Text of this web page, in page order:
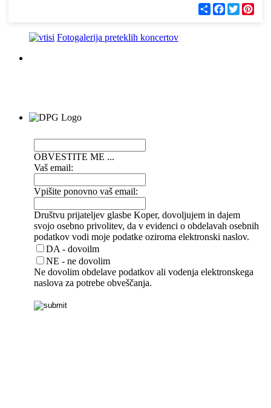
С
п
F
a
T
w
Fotogalerija preteklih koncertov